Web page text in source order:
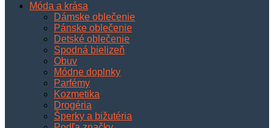
Móda a krása
Dámske oblečenie
Pánske oblečenie
Detské oblečenie
Spodná bielizeň
Obuv
Módne doplnky
Parfémy
Kozmetika
Drogéria
Šperky a bižutéria